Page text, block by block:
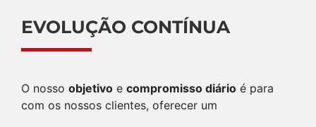
EVOLUÇÃO CONTÍNUA
O nosso objetivo e compromisso diário é para
com os nossos clientes, oferecer um